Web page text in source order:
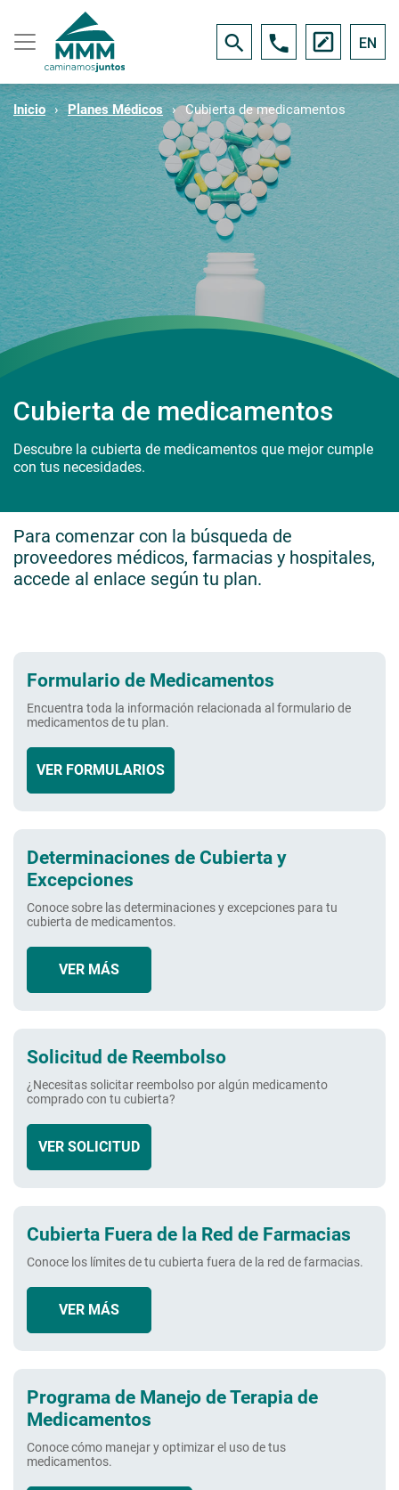
EN
Inicio Planes Médicos Cubierta de medicamentos
Cubierta de medicamentos
Descubre la cubierta de medicamentos que mejor cumple
con tus necesidades.
Para comenzar con la búsqueda de
proveedores médicos, farmacias y hospitales,
accede al enlace según tu plan.
Formulario de Medicamentos
Encuentra toda la información relacionada al formulario de
medicamentos de tu plan.
VER FORMULARIOS
Determinaciones de Cubierta y
Excepciones
Conoce sobre las determinaciones y excepciones para tu
cubierta de medicamentos.
VER MÁS
Solicitud de Reembolso
¿Necesitas solicitar reembolso por algún medicamento
comprado con tu cubierta?
VER SOLICITUD
Cubierta Fuera de la Red de Farmacias
Conoce los límites de tu cubierta fuera de la red de farmacias.
VER MÁS
Programa de Manejo de Terapia de
Medicamentos
Conoce cómo manejar y optimizar el uso de tus
medicamentos.